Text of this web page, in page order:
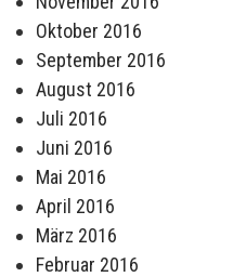
Oktober 2016
September 2016
August 2016
Juli 2016
Juni 2016
Mai 2016
April 2016
März 2016
Februar 2016